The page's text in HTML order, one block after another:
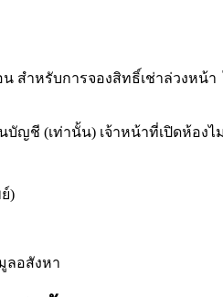
น สำหรับการจองสิทธิ์เช่าล่วงหน้า
บัญชี (เท่านั้น) เจ้าหน้าที่เปิดห้องไ
)
ลอสังหา